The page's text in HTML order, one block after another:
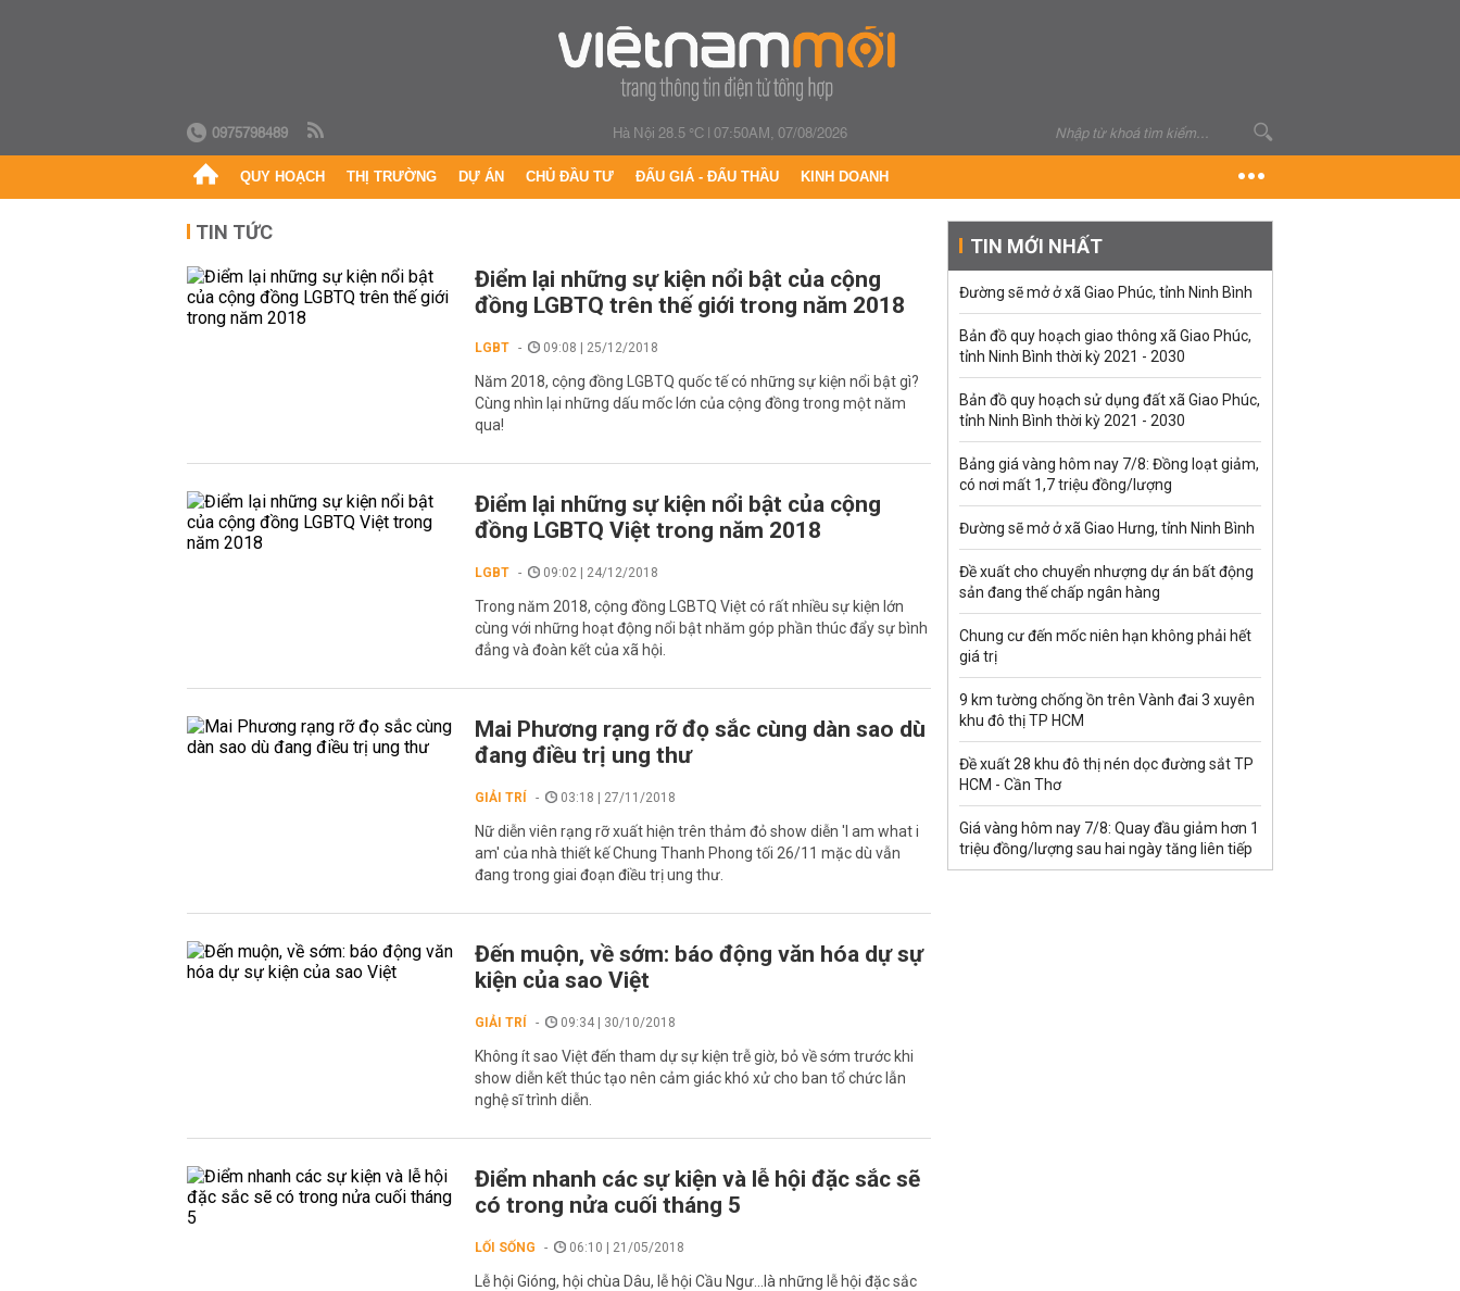
0975798489 Hà Nội 28.5 °C|07:50AM, 07/08/2026
QUY HOẠCH THỊ TRƯỜNG DỰ ÁN CHỦ ĐẦU TƯ ĐẤU GIÁ - ĐẤU THẦU KINH DOANH
TIN TỨC
Điểm lại những sự kiện nổi bật của cộng
đồng LGBTQ trên thế giới trong năm 2018
LGBT 09:08 | 25/12/2018
Năm 2018, cộng đồng LGBTQ quốc tế có những sự kiện nổi bật gì?
Cùng nhìn lại những dấu mốc lớn của cộng đồng trong một năm
qua!
Điểm lại những sự kiện nổi bật của cộng
đồng LGBTQ Việt trong năm 2018
LGBT 09:02 | 24/12/2018
Trong năm 2018, cộng đồng LGBTQ Việt có rất nhiều sự kiện lớn
cùng với những hoạt động nổi bật nhăm góp phần thúc đẩy sự bình
đẳng và đoàn kết của xã hội.
Mai Phương rạng rỡ đọ sắc cùng dàn sao dù
đang điều trị ung thư
GIẢI TRÍ 03:18 | 27/11/2018
Nữ diễn viên rạng rỡ xuất hiện trên thảm đỏ show diễn 'I am what i
am' của nhà thiết kế Chung Thanh Phong tối 26/11 mặc dù vẫn
đang trong giai đoạn điều trị ung thư.
Đến muộn, về sớm: báo động văn hóa dự sự
kiện của sao Việt
GIẢI TRÍ 09:34 | 30/10/2018
Không ít sao Việt đến tham dự sự kiện trễ giờ, bỏ về sớm trước khi
show diễn kết thúc tạo nên cảm giác khó xử cho ban tổ chức lẫn
nghệ sĩ trình diễn.
Điểm nhanh các sự kiện và lễ hội đặc sắc sẽ
có trong nửa cuối tháng 5
LỐI SỐNG 06:10 | 21/05/2018
Lễ hội Gióng, hội chùa Dâu, lễ hội Cầu Ngư...là những lễ hội đặc sắc
TIN MỚI NHẤT
Đường sẽ mở ở xã Giao Phúc, tỉnh Ninh Bình
Bản đồ quy hoạch giao thông xã Giao Phúc,
tỉnh Ninh Bình thời kỳ 2021 - 2030
Bản đồ quy hoạch sử dụng đất xã Giao Phúc,
tỉnh Ninh Bình thời kỳ 2021 - 2030
Bảng giá vàng hôm nay 7/8: Đồng loạt giảm,
có nơi mất 1,7 triệu đồng/lượng
Đường sẽ mở ở xã Giao Hưng, tỉnh Ninh Bình
Đề xuất cho chuyển nhượng dự án bất động
sản đang thế chấp ngân hàng
Chung cư đến mốc niên hạn không phải hết
giá trị
9 km tường chống ồn trên Vành đai 3 xuyên
khu đô thị TP HCM
Đề xuất 28 khu đô thị nén dọc đường sắt TP
HCM - Cần Thơ
Giá vàng hôm nay 7/8: Quay đầu giảm hơn 1
triệu đồng/lượng sau hai ngày tăng liên tiếp